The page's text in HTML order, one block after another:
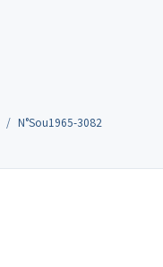
N°Sou1965-3082